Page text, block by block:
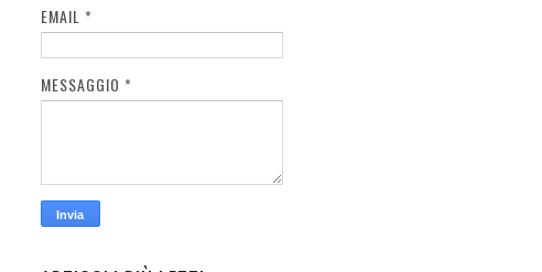
EMAIL *
MESSAGGIO *